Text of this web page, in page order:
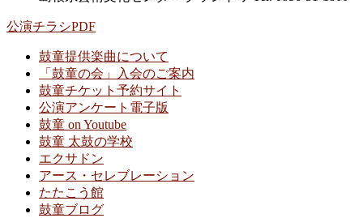
公演チラシPDF
鼓童提供楽曲について
「鼓童の会」入会のご案内
鼓童チケット予約サイト
公演アンケート電子版
鼓童 on Youtube
鼓童 太鼓の学校
エクサドン
アース・セレブレーション
たたこう館
鼓童ブログ